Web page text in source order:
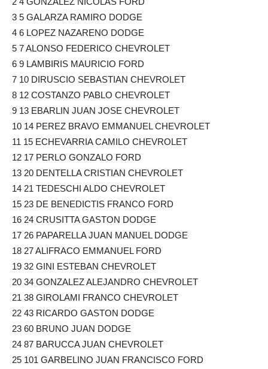
3 5 GALARZA RAMIRO DODGE
4 6 LOPEZ NAZARENO DODGE
5 7 ALONSO FEDERICO CHEVROLET
6 9 LAMBIRIS MAURICIO FORD
7 10 DIRUSCIO SEBASTIAN CHEVROLET
8 12 COSTANZO PABLO CHEVROLET
9 13 EBARLIN JUAN JOSE CHEVROLET
10 14 PEREZ BRAVO EMMANUEL CHEVROLET
11 15 ECHEVARRIA CAMILO CHEVROLET
12 17 PERLO GONZALO FORD
13 20 DENTELLA CRISTIAN CHEVROLET
14 21 TEDESCHI ALDO CHEVROLET
15 23 DE BENEDICTIS FRANCO FORD
16 24 CRUSITTA GASTON DODGE
17 26 PAPARELLA JUAN MANUEL DODGE
18 27 ALIFRACO EMMANUEL FORD
19 32 GINI ESTEBAN CHEVROLET
20 34 GONZALEZ ALEJANDRO CHEVROLET
21 38 GIROLAMI FRANCO CHEVROLET
22 43 RICARDO GASTON DODGE
23 60 BRUNO JUAN DODGE
24 87 BARUCCA JUAN CHEVROLET
25 101 GARBELINO JUAN FRANCISCO FORD